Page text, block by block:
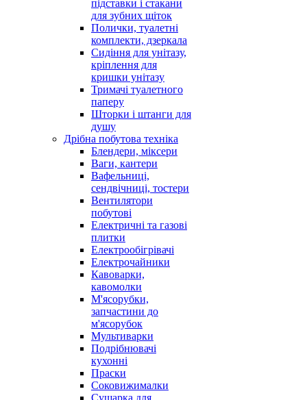
підставки і стакани
для зубних щіток
Полички, туалетні
комплекти, дзеркала
Сидіння для унітазу,
кріплення для
кришки унітазу
Тримачі туалетного
паперу
Шторки і штанги для
душу
Дрібна побутова техніка
Блендери, міксери
Ваги, кантери
Вафельниці,
сендвічниці, тостери
Вентилятори
побутові
Електричні та газові
плитки
Електрообігрівачі
Електрочайники
Кавоварки,
кавомолки
М'ясорубки,
запчастини до
м'ясорубок
Мультиварки
Подрібнювачі
кухонні
Праски
Соковижималки
Сушарка для